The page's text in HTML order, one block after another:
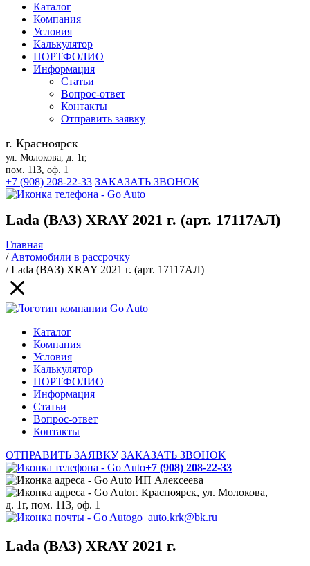
Каталог
Компания
Условия
Калькулятор
ПОРТФОЛИО
Информация
Статьи
Вопрос-ответ
Контакты
Отправить заявку
г. Красноярск
ул. Молокова, д. 1г,
пом. 113, оф. 1
+7 (908) 208-22-33 ЗАКАЗАТЬ ЗВОНОК
Lada (ВАЗ) XRAY 2021 г. (арт. 17117АЛ)
Главная
/Автомобили в рассрочку
/Lada (ВАЗ) XRAY 2021 г. (арт. 17117АЛ)
Каталог
Компания
Условия
Калькулятор
ПОРТФОЛИО
Информация
Статьи
Вопрос-ответ
Контакты
ОТПРАВИТЬ ЗАЯВКУ ЗАКАЗАТЬ ЗВОНОК
+7 (908) 208-22-33
ИП Алексеева
г. Красноярск, ул. Молокова,
д. 1г, пом. 113, оф. 1
go_auto.krk@bk.ru
Lada (ВАЗ) XRAY 2021 г.